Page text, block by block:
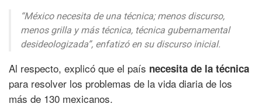
“México necesita de una técnica; menos discurso,
menos grilla y más técnica, técnica gubernamental
desideologizada”, enfatizó en su discurso inicial.
Al respecto, explicó que el país necesita de la técnica
para resolver los problemas de la vida diaria de los
más de 130 mexicanos.